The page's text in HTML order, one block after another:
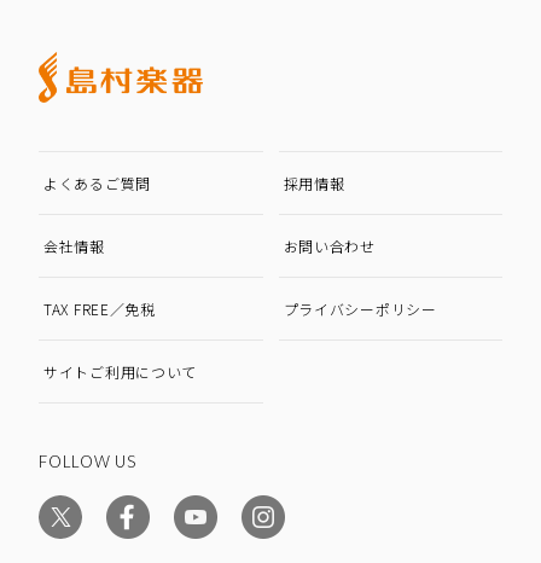
よくあるご質問 採用情報
会社情報 お問い合わせ
TAX FREE／免税 プライバシーポリシー
サイトご利用について
FOLLOW US